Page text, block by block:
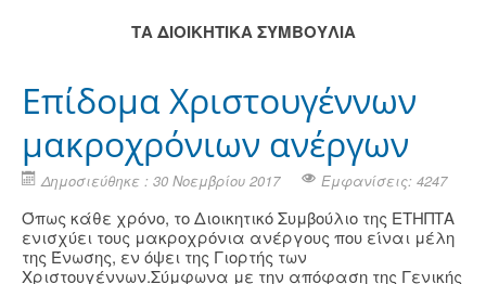
ΤΑ ΔΙΟΙΚΗΤΙΚΑ ΣΥΜΒΟΥΛΙΑ
Επίδομα Χριστουγέννων
μακροχρόνιων ανέργων
Δημοσιεύθηκε : 30 Νοεμβρίου 2017 Εμφανίσεις: 4247
Όπως κάθε χρόνο, το Διοικητικό Συμβούλιο της ΕΤΗΠΤΑ
ενισχύει τους μακροχρόνια ανέργους που είναι μέλη
της Ένωσης, εν όψει της Γιορτής των
Χριστουγέννων.Σύμφωνα με την απόφαση της Γενικής